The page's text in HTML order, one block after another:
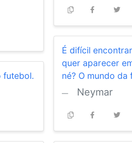
futebol.
É difícil
quer aparecer
né? O mundo da
Neymar